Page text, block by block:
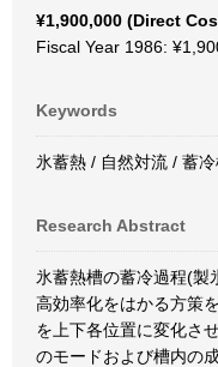
¥1,900,000 (Direct
Fiscal Year 1986:
Keywords
氷蓄熱 / 自然対流 / 蓄
Research Abstract
氷蓄熱槽の蓄冷過程(製
高効率化をはかる方策
を上下各位置に変化さ
のモードおよび槽内の